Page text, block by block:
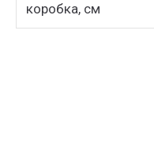
коробка, см